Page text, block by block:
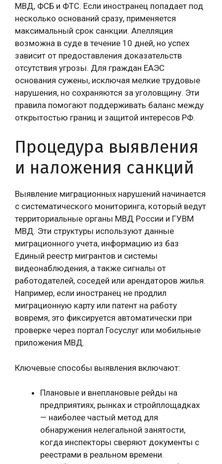
МВД, ФСБ и ФТС. Если иностранец попадает под
несколько оснований сразу, применяется
максимальный срок санкции. Апелляция
возможна в суде в течение 10 дней, но успех
зависит от предоставления доказательств
отсутствия угрозы. Для граждан ЕАЭС
основания сужены, исключая мелкие трудовые
нарушения, но сохраняются за уголовщину. Эти
правила помогают поддерживать баланс между
открытостью границ и защитой интересов РФ.
Процедура выявления
и наложения санкций
Выявление миграционных нарушений начинается
с систематического мониторинга, который ведут
территориальные органы МВД России и ГУВМ
МВД. Эти структуры используют данные
миграционного учета, информацию из баз
Единый реестр мигрантов и системы
видеонаблюдения, а также сигналы от
работодателей, соседей или арендаторов жилья.
Например, если иностранец не продлил
миграционную карту или патент на работу
вовремя, это фиксируется автоматически при
проверке через портал Госуслуг или мобильные
приложения МВД.
Ключевые способы выявления включают:
Плановые и внеплановые рейды на
предприятиях, рынках и стройплощадках
— наиболее частый метод для
обнаружения нелегальной занятости,
когда инспекторы сверяют документы с
реестрами в реальном времени.